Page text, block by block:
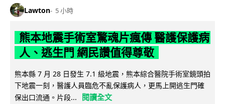
Lawton 5 小時
熊本地震手術室驚魂片瘋傳 醫護保護病
人、逃生門 網民讚值得尊敬
熊本縣 7 月 28 日發生 7.1 級地震，熊本綜合醫院手術室鏡頭拍
下地震一刻，醫護人員臨危不亂保護病人，更馬上開逃生門確
保出口流通。片段...
閱讀全文